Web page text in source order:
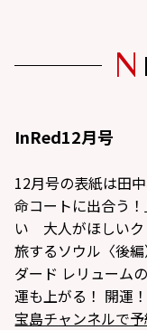
N
InRed12月号
12月号の表紙は田
命コートに出合う
い 大人がほしいク
旅するソウル〈後
ダード レリューム
運も上がる！ 開運
宝島チャンネルで